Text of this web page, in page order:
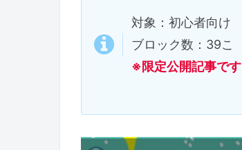
対象：初心者向け
ブロック数：39こ
※限定公開記事です